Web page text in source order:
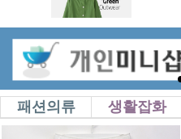
패션의류 생활잡화